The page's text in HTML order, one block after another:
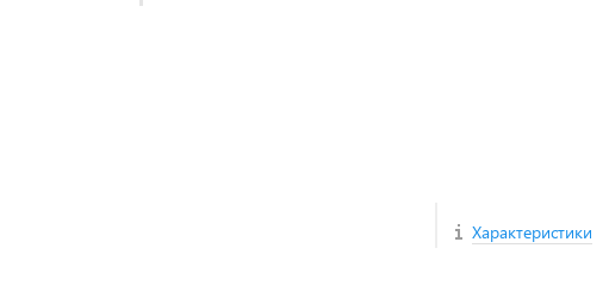
Характеристики